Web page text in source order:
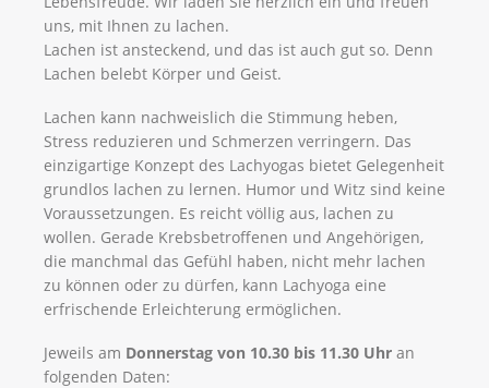
uns, mit Ihnen zu lachen.
Lachen ist ansteckend, und das ist auch gut so. Denn
Lachen belebt Körper und Geist.
Lachen kann nachweislich die Stimmung heben,
Stress reduzieren und Schmerzen verringern. Das
einzigartige Konzept des Lachyogas bietet Gelegenheit
grundlos lachen zu lernen. Humor und Witz sind keine
Voraussetzungen. Es reicht völlig aus, lachen zu
wollen. Gerade Krebsbetroffenen und Angehörigen,
die manchmal das Gefühl haben, nicht mehr lachen
zu können oder zu dürfen, kann Lachyoga eine
erfrischende Erleichterung ermöglichen.
Jeweils am Donnerstag von 10.30 bis 11.30 Uhr an
folgenden Daten: